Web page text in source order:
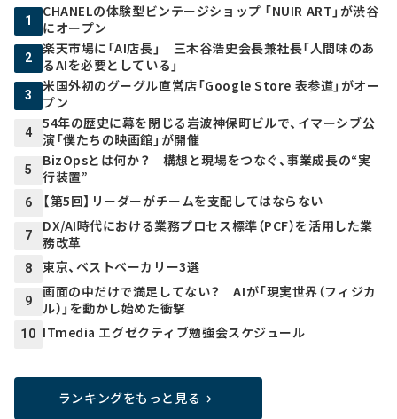
1
CHANELの体験型ビンテージショップ 「NUIR ART」が渋谷
にオープン
2
楽天市場に「AI店長」 三木谷浩史会長兼社長「人間味のあ
るAIを必要としている」
3
米国外初のグーグル直営店「Google Store 表参道」がオー
プン
4
54年の歴史に幕を閉じる岩波神保町ビルで、イマーシブ公
演「僕たちの映画館」が開催
5
BizOpsとは何か？ 構想と現場をつなぐ、事業成長の“実
行装置”
6 【第5回】リーダーがチームを支配してはならない
7
DX/AI時代における業務プロセス標準（PCF）を活用した業
務改革
8 東京、ベストベーカリー3選
9
画面の中だけで満足してない？ AIが「現実世界（フィジカ
ル）」を動かし始めた衝撃
10 ITmedia エグゼクティブ勉強会スケジュール
ランキングをもっと見る